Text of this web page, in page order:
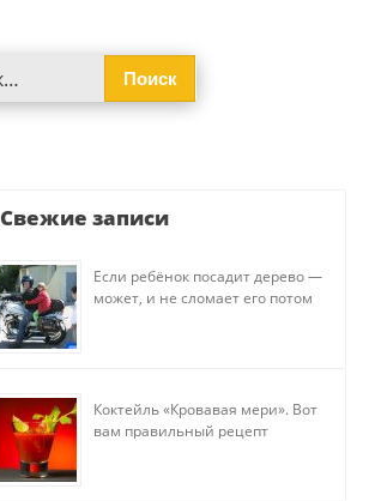
Свежие записи
Если ребёнок посадит дерево —
может, и не сломает его потом
Коктейль «Кровавая мери». Вот
вам правильный рецепт